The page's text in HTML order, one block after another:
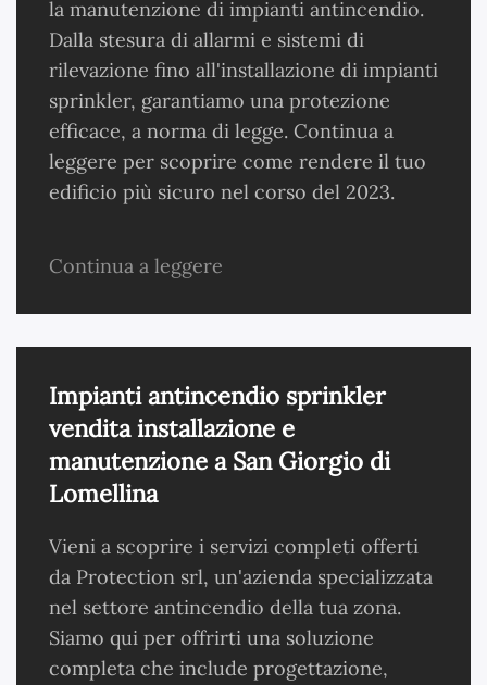
la manutenzione di impianti antincendio.
Dalla stesura di allarmi e sistemi di
rilevazione fino all'installazione di impianti
sprinkler, garantiamo una protezione
efficace, a norma di legge. Continua a
leggere per scoprire come rendere il tuo
edificio più sicuro nel corso del 2023.
Continua a leggere
Impianti antincendio sprinkler
vendita installazione e
manutenzione a San Giorgio di
Lomellina
Vieni a scoprire i servizi completi offerti
da Protection srl, un'azienda specializzata
nel settore antincendio della tua zona.
Siamo qui per offrirti una soluzione
completa che include progettazione,